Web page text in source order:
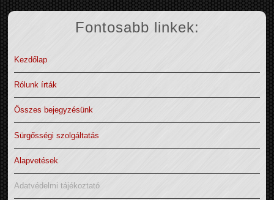
Fontosabb linkek:
Kezdőlap
Rólunk írták
Összes bejegyzésünk
Sürgősségi szolgáltatás
Alapvetések
Adatvédelmi tájékoztató